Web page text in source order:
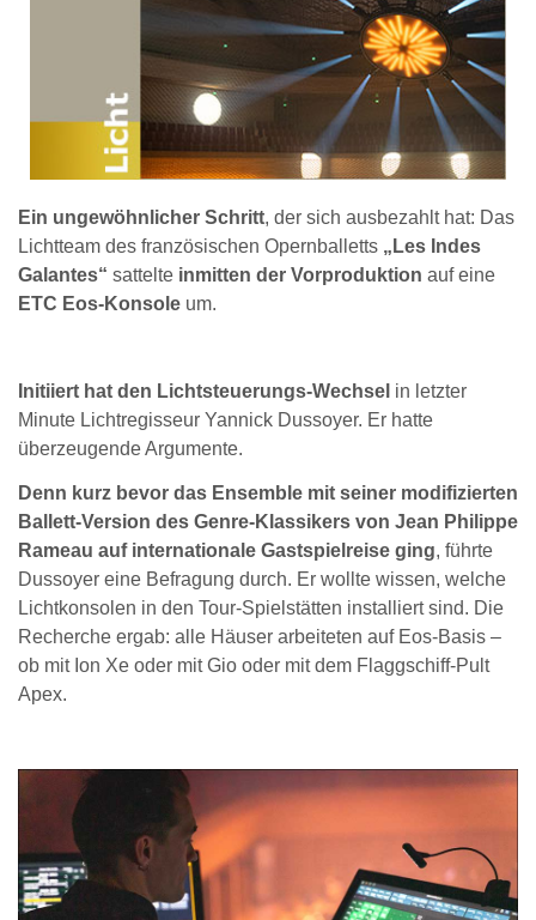
Ein ungewöhnlicher Schritt, der sich ausbezahlt hat: Das
Lichtteam des französischen Opernballetts „Les Indes
Galantes“ sattelte inmitten der Vorproduktion auf eine
ETC Eos-Konsole um.
Initiiert hat den Lichtsteuerungs-Wechsel in letzter
Minute Lichtregisseur Yannick Dussoyer. Er hatte
überzeugende Argumente.
Denn kurz bevor das Ensemble mit seiner modifizierten
Ballett-Version des Genre-Klassikers von Jean Philippe
Rameau auf internationale Gastspielreise ging, führte
Dussoyer eine Befragung durch. Er wollte wissen, welche
Lichtkonsolen in den Tour-Spielstätten installiert sind. Die
Recherche ergab: alle Häuser arbeiteten auf Eos-Basis –
ob mit Ion Xe oder mit Gio oder mit dem Flaggschiff-Pult
Apex.